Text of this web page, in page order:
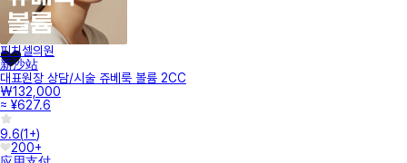
피치셀의원
新沙站
대표원장 상담/시술 쥬베룩 볼륨 2CC
₩132,000
≈ ¥627.6
9.6(1+)
200+